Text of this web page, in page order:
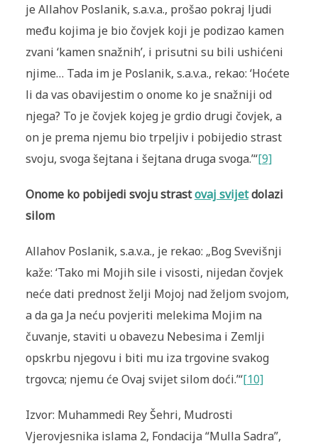
je Allahov Poslanik, s.a.v.a., prošao pokraj ljudi
među kojima je bio čovjek koji je podizao kamen
zvani ‘kamen snažnih’, i prisutni su bili ushićeni
njime… Tada im je Poslanik, s.a.v.a., rekao: ‘Hoćete
li da vas obavijestim o onome ko je snažniji od
njega? To je čovjek kojeg je grdio drugi čovjek, a
on je prema njemu bio trpeljiv i pobijedio strast
svoju, svoga šejtana i šejtana druga svoga.’“[9]
Onome ko pobijedi svoju strastovaj svijetdolazi
silom
Allahov Poslanik, s.a.v.a., je rekao: „Bog Svevišnji
kaže: ‘Tako mi Mojih sile i visosti, nijedan čovjek
neće dati prednost želji Mojoj nad željom svojom,
a da ga Ja neću povjeriti melekima Mojim na
čuvanje, staviti u obavezu Nebesima i Zemlji
opskrbu njegovu i biti mu iza trgovine svakog
trgovca; njemu će Ovaj svijet silom doći.’“[10]
Izvor: Muhammedi Rey Šehri, Mudrosti
Vjerovjesnika islama 2, Fondacija “Mulla Sadra”,